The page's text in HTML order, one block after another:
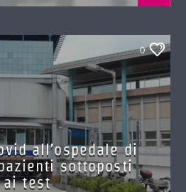
0
all’ospedale di
sottoposti
ai test